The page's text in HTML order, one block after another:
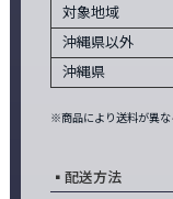
対象地域
沖縄県以外
沖縄県
※商品により送料が異な
配送方法